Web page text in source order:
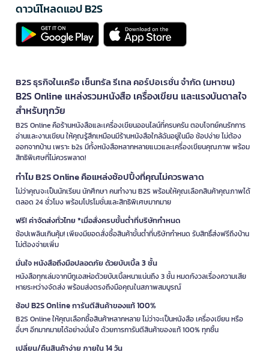
ดาวน์โหลดแอป B2S
B2S ธุรกิจในเครือ เซ็นทรัล รีเทล คอร์ปอเรชั่น จำกัด (มหาชน)
B2S Online แหล่งรวมหนังสือ เครื่องเขียน และแรงบันดาลใจ
สำหรับทุกวัย
B2S Online คือร้านหนังสือและเครื่องเขียนออนไลน์ที่ครบครัน ตอบโจทย์คนรักการ
อ่านและงานเขียน ให้คุณรู้สึกเหมือนมีร้านหนังสือใกล้ฉันอยู่ในมือ ช้อปง่าย ไม่ต้อง
ออกจากบ้าน เพราะ b2s มีทั้งหนังสือหลากหลายแนวและเครื่องเขียนคุณภาพ พร้อม
สิทธิพิเศษที่ไม่ควรพลาด!
ทำไม B2S Online คือแหล่งช้อปปิ้งที่คุณไม่ควรพลาด
ไม่ว่าคุณจะเป็นนักเรียน นักศึกษา คนทำงาน B2S พร้อมให้คุณเลือกสินค้าคุณภาพได้
ตลอด 24 ชั่วโมง พร้อมโปรโมชั่นและสิทธิพิเศษมากมาย
ฟรี! ค่าจัดส่งทั่วไทย *เมื่อสั่งครบขั้นต่ำที่บริษัทกำหนด
ช้อปเพลินเกินคุ้ม! เพียงมียอดสั่งซื้อสินค้าขั้นต่ำที่บริษัทกำหนด รับสิทธิ์ส่งฟรีถึงบ้าน
ไม่ต้องจ่ายเพิ่ม
มั่นใจ หนังสือถึงมือปลอดภัย ด้วยบับเบิ้ล 3 ชั้น
หนังสือทุกเล่มจากบีทูเอสห่อด้วยบับเบิ้ลหนาแน่นถึง 3 ชั้น หมดกังวลเรื่องความเสีย
หายระหว่างจัดส่ง พร้อมส่งตรงถึงมือคุณในสภาพสมบูรณ์
ช้อป B2S Online การันตีสินค้าของแท้ 100%
B2S Online ให้คุณเลือกซื้อสินค้าหลากหลาย ไม่ว่าจะเป็นหนังสือ เครื่องเขียน หรือ
อื่นๆ อีกมากมายได้อย่างมั่นใจ ด้วยการการันตีสินค้าของแท้ 100% ทุกชิ้น
เปลี่ยน/คืนสินค้าง่าย ภายใน 14 วัน